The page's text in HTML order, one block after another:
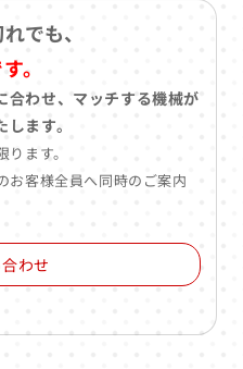
でも、
。
合わせ、マッチする機械が
ます。
ます。
客様全員へ同時のご案内
わせ